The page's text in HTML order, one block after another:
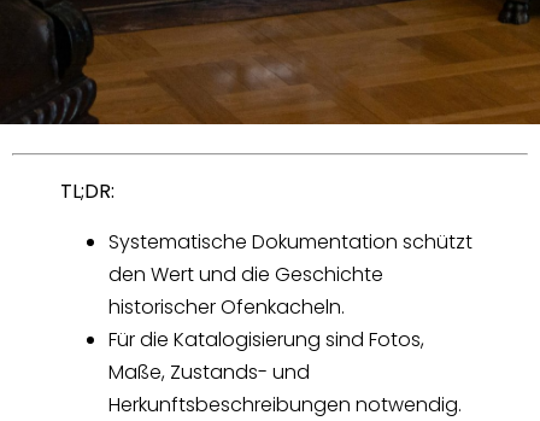
TL;DR:
Systematische Dokumentation schützt
den Wert und die Geschichte
historischer Ofenkacheln.
Für die Katalogisierung sind Fotos,
Maße, Zustands- und
Herkunftsbeschreibungen notwendig.